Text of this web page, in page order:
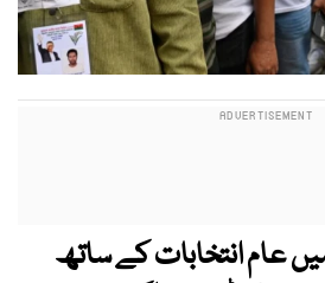
عام انتخابات کے ساتھ